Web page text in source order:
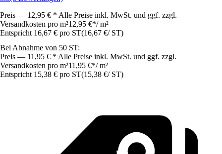
Preis — 12,95 € * Alle Preise inkl. MwSt. und ggf. zzgl.
Versandkosten pro m²12,95 €*/ m²
Entspricht 16,67 € pro ST(16,67 €/ ST)
Bei Abnahme von 50 ST:
Preis — 11,95 € * Alle Preise inkl. MwSt. und ggf. zzgl.
Versandkosten pro m²11,95 €*/ m²
Entspricht 15,38 € pro ST(15,38 €/ ST)